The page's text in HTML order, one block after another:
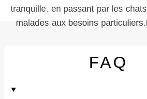
tranquille, en passant par les
malades aux besoins particuliers.
FAQ